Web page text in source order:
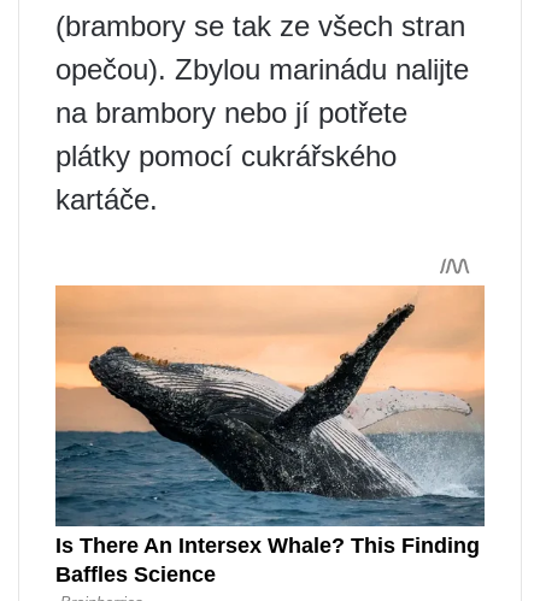
(brambory se tak ze všech stran
opečou). Zbylou marinádu nalijte
na brambory nebo jí potřete
plátky pomocí cukrářského
kartáče.